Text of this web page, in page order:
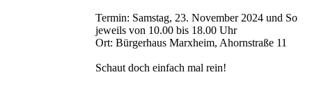
Termin: Samstag, 23. November 2024 und
jeweils von 10.00 bis 18.00 Uhr
Ort: Bürgerhaus Marxheim, Ahornstraße 11
Schaut doch einfach mal rein!